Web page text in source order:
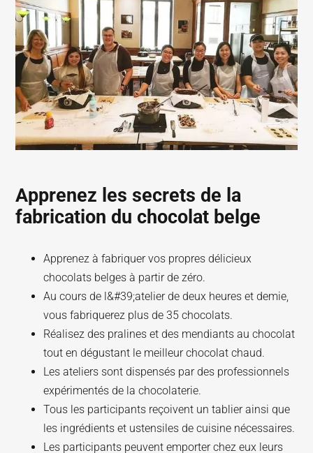
Apprenez les secrets de la
fabrication du chocolat belge
Apprenez à fabriquer vos propres délicieux
chocolats belges à partir de zéro.
Au cours de l&#39;atelier de deux heures et demie,
vous fabriquerez plus de 35 chocolats.
Réalisez des pralines et des mendiants au chocolat
tout en dégustant le meilleur chocolat chaud.
Les ateliers sont dispensés par des professionnels
expérimentés de la chocolaterie.
Tous les participants reçoivent un tablier ainsi que
les ingrédients et ustensiles de cuisine nécessaires.
Les participants peuvent emporter chez eux leurs